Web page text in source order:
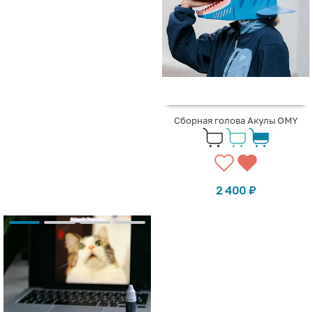
Сборная голова Акулы OMY
2 400 ₽